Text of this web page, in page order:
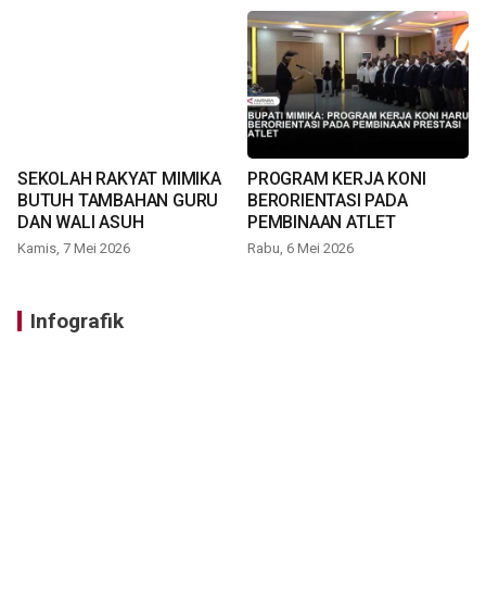
SEKOLAH RAKYAT MIMIKA
BUTUH TAMBAHAN GURU
DAN WALI ASUH
Kamis, 7 Mei 2026
PROGRAM KERJA KONI
BERORIENTASI PADA
PEMBINAAN ATLET
Rabu, 6 Mei 2026
Infografik